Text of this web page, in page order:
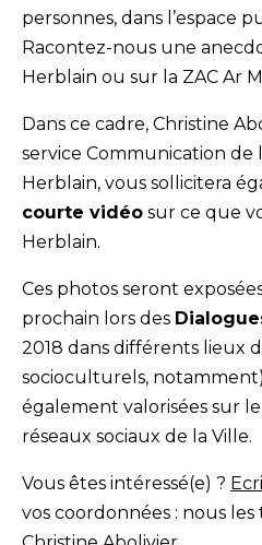
personnes, dans l’espace
Racontez-nous une
Herblain ou sur la ZAC Ar
Dans ce cadre, Christine
service Communication de
Herblain, vous sollicitera
courte vidéo sur ce que
Herblain.
Ces photos seront
prochain lors des
2018 dans différents lieux
socioculturels,
également valorisées sur
réseaux sociaux de la Ville.
Vous êtes intéressé(e) ?
vos coordonnées : nous